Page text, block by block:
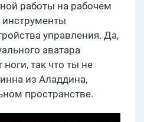
работы на рабочем
управления. Да,
аватара
ноги, так что ты не
из Аладдина,
пространстве.